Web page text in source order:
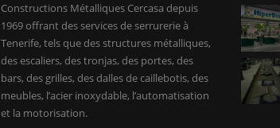
Constructions Métalliques Cercasa depuis
1969 offrant des services de serrurerie à
Tenerife, tels que des structures métalliques,
des escaliers, des tronjas, des portes, des
bars, des grilles, des dalles de caillebotis, des
meubles, l’acier inoxydable, l’automatisation
et la motorisation.